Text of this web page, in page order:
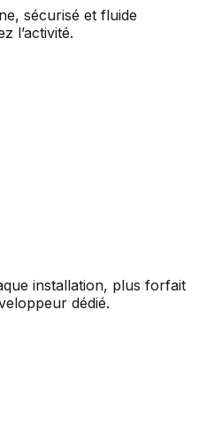
sécurisé et fluide
l’activité.
installation, plus forfait
dédié.